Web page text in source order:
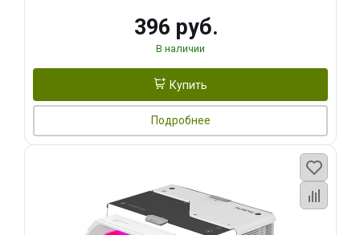
396 руб.
В наличии
Купить
Подробнее